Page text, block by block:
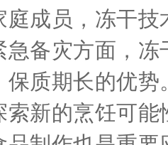
庭成员，冻干
急备灾方面，
保质期长的优
索新的烹饪可